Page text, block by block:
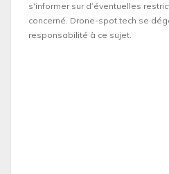
s'informer sur d’éventuelles
concerné. Drone-spot.tech se
responsabilité à ce sujet.